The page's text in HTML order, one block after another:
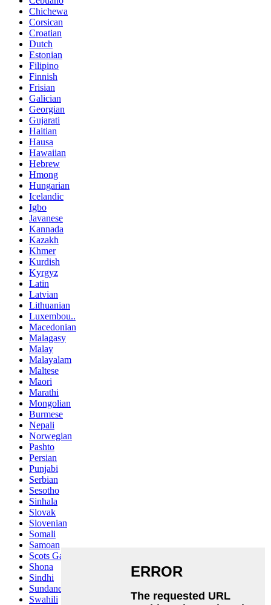
Chichewa
Corsican
Croatian
Dutch
Estonian
Filipino
Finnish
Frisian
Galician
Georgian
Gujarati
Haitian
Hausa
Hawaiian
Hebrew
Hmong
Hungarian
Icelandic
Igbo
Javanese
Kannada
Kazakh
Khmer
Kurdish
Kyrgyz
Latin
Latvian
Lithuanian
Luxembou..
Macedonian
Malagasy
Malay
Malayalam
Maltese
Maori
Marathi
Mongolian
Burmese
Nepali
Norwegian
Pashto
Persian
Punjabi
Serbian
Sesotho
Sinhala
Slovak
Slovenian
Somali
Samoan
Scots Gaelic
Shona
Sindhi
Sundanese
Swahili